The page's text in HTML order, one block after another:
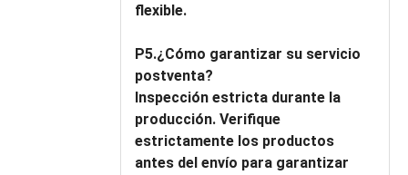
flexible.
P5.¿Cómo garantizar su servicio
postventa?
Inspección estricta durante la
producción. Verifique
estrictamente los productos
antes del envío para garantizar